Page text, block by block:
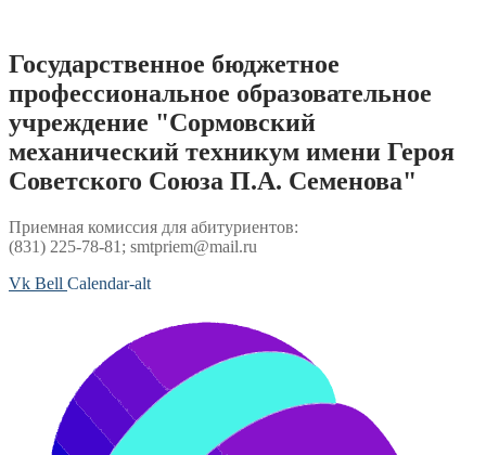
содержимому
Государственное бюджетное
профессиональное образовательное
учреждение "Сормовский
механический техникум имени Героя
Советского Союза П.А. Семенова"
Приемная комиссия для абитуриентов:
(831) 225-78-81; smtpriem@mail.ru
Vk Bell Calendar-alt